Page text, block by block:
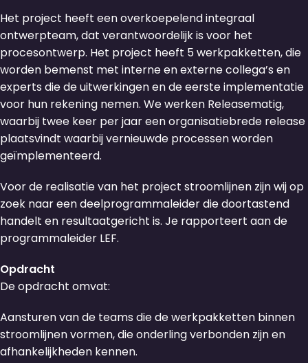
Het project heeft een overkoepelend integraal
ontwerpteam, dat verantwoordelijk is voor het
procesontwerp. Het project heeft 5 werkpakketten, die
worden bemenst met interne en externe collega’s en
experts die de uitwerkingen en de eerste implementatie
voor hun rekening nemen. We werken Releasematig,
waarbij twee keer per jaar een organisatiebrede release
plaatsvindt waarbij vernieuwde processen worden
geïmplementeerd.
Voor de realisatie van het project stroomlijnen zijn wij op
zoek naar een deelprogrammaleider die doortastend
handelt en resultaatgericht is. Je rapporteert aan de
programmaleider LEF.
Opdracht
De opdracht omvat:
Aansturen van de teams die de werkpakketten binnen
stroomlijnen vormen, die onderling verbonden zijn en
afhankelijkheden kennen.